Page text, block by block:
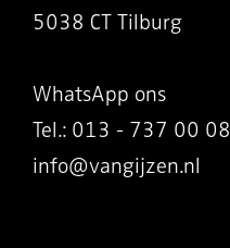
5038 CT Tilburg
WhatsApp ons
Tel.: 013 - 737 00 08
info@vangijzen.nl